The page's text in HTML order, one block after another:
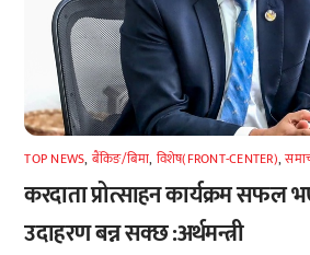
TOP NEWS, बैंकिङ/बिमा, विशेष(FRONT-CENTER),
करदाता प्रोत्साहन कार्यक्रम सफल भए
उदाहरण बन्न सक्छ :अर्थमन्त्री